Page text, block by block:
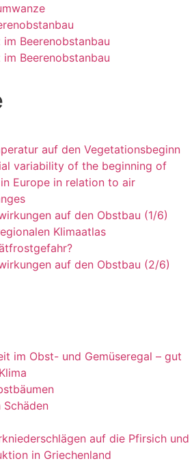
Beerenobstanbau
Beerenobstanbau
auf den Vegetationsbeginn
variability of the beginning of
Europe in relation to air
auf den Obstbau (1/6)
Klimaatlas
auf den Obstbau (2/6)
im Obst- und Gemüseregal – gut
Schäden
auf die Pfirsich und
in Griechenland